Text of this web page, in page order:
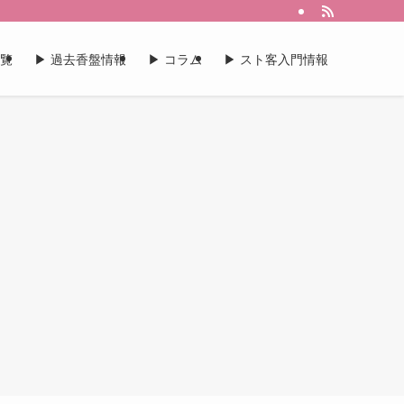
▶︎ 過去香盤情報 ▶︎ コラム ▶︎ スト客入門情報